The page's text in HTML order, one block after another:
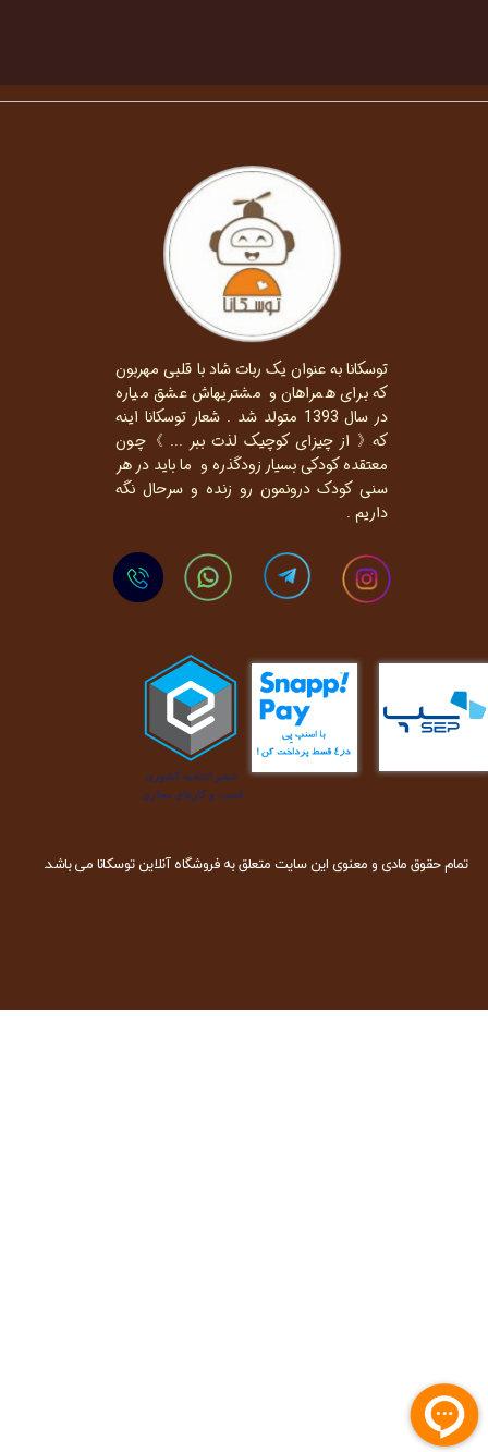
توسکانا به عنوان یک ربات شاد با قلبی مهربون
که برای همراهان و مشتریهاش عشق میاره
در سال 1393 متولد شد . شعار توسکانا اینه
که《 از چیزای کوچیک لذت ببر ... 》چون
معتقده کودکی بسیار زودگذره و ما باید در هر
سنی کودک درونمون رو زنده و سرحال نگه
داریم .
تمام حقوق مادی و معنوی این سایت متعلق به فروشگاه آنلاین توسکانا می باشد.